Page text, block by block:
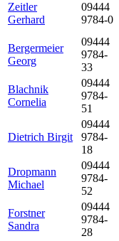
Zeitler
Gerhard
09444
9784-0
Bergermeier
Georg
09444
9784-
33
Blachnik
Cornelia
09444
9784-
51
Dietrich Birgit
09444
9784-
18
Dropmann
Michael
09444
9784-
52
Forstner
Sandra
09444
9784-
28